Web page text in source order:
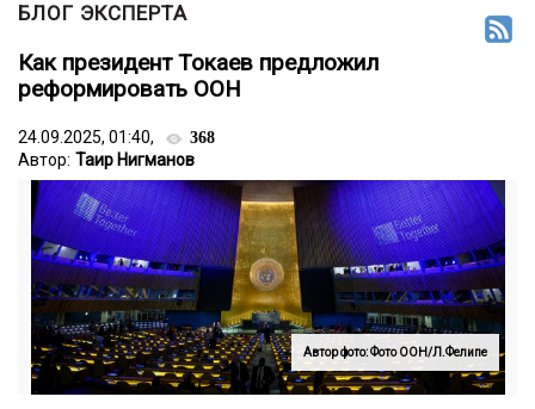
БЛОГ ЭКСПЕРТА
Как президент Токаев предложил
реформировать ООН
24.09.2025, 01:40, 368
Автор: Таир Нигманов
Автор фото: Фото ООН/Л.Фелипе